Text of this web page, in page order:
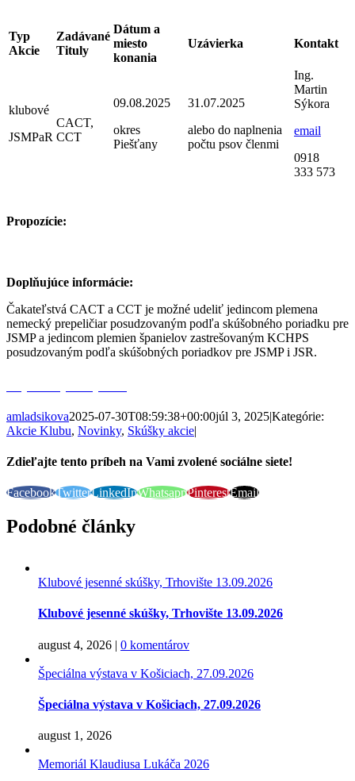
Typ
Akcie
Zadávané
Tituly
Dátum a
miesto
konania
Uzávierka Kontakt
klubové
JSMPaR
CACT,
CCT
09.08.2025
okres
Piešťany
31.07.2025
alebo do naplnenia
počtu psov členmi
Ing.
Martin
Sýkora
email
0918
333 573
Propozície:
Doplňujúce informácie:
Čakateľstvá CACT a CCT je možné udeliť jedincom plemena
nemecký prepeličiar posudzovaným podľa skúšobného poriadku pre
JSMP a jedincom plemien španielov zastrešovaným KCHPS
posudzovaným podľa skúšobných poriadkov pre JSMP i JSR.
amladsikova2025-07-30T08:59:38+00:00júl 3, 2025|Kategórie:
Akcie Klubu, Novinky, Skúšky akcie|
Zdieľajte tento príbeh na Vami zvolené sociálne siete!
FacebookTwitterLinkedInWhatsappPinterestEmail
Podobné články
Klubové jesenné skúšky, Trhovište 13.09.2026
Klubové jesenné skúšky, Trhovište 13.09.2026
august 4, 2026 | 0 komentárov
Špeciálna výstava v Košiciach, 27.09.2026
Špeciálna výstava v Košiciach, 27.09.2026
august 1, 2026
Memoriál Klaudiusa Lukáča 2026